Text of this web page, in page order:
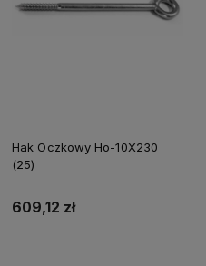
Hak Oczkowy Ho-10X230
(25)
609,12 zł